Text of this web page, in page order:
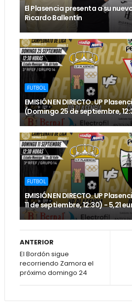
El Plasencia presenta a su
Ricardo Ballentín
FUTBOL
EMISIÓN EN DIRECTO. UP
(Domingo 25 de septiembre,
FUTBOL
EMISIÓN EN DIRECTO. UP
11 de septiembre, 12:30) - 5,21
ANTERIOR
El Bordón sigue
recorriendo Zamora el
próximo domingo 24